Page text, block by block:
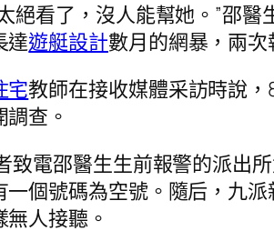
絕看了，沒人能幫她。”邵
達遊艇設計數月的網暴，兩次
宅教師在接收媒體采訪時說
查。
致電邵醫生生前報警的派出
一個號碼為空號。隨后，九
人接聽。